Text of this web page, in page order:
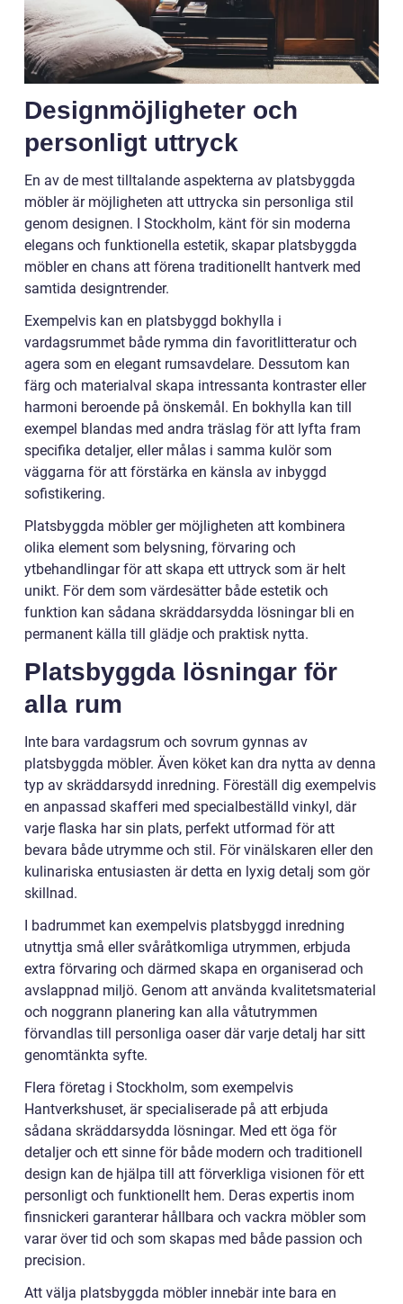
Designmöjligheter och
personligt uttryck
En av de mest tilltalande aspekterna av platsbyggda
möbler är möjligheten att uttrycka sin personliga stil
genom designen. I Stockholm, känt för sin moderna
elegans och funktionella estetik, skapar platsbyggda
möbler en chans att förena traditionellt hantverk med
samtida designtrender.
Exempelvis kan en platsbyggd bokhylla i
vardagsrummet både rymma din favoritlitteratur och
agera som en elegant rumsavdelare. Dessutom kan
färg och materialval skapa intressanta kontraster eller
harmoni beroende på önskemål. En bokhylla kan till
exempel blandas med andra träslag för att lyfta fram
specifika detaljer, eller målas i samma kulör som
väggarna för att förstärka en känsla av inbyggd
sofistikering.
Platsbyggda möbler ger möjligheten att kombinera
olika element som belysning, förvaring och
ytbehandlingar för att skapa ett uttryck som är helt
unikt. För dem som värdesätter både estetik och
funktion kan sådana skräddarsydda lösningar bli en
permanent källa till glädje och praktisk nytta.
Platsbyggda lösningar för
alla rum
Inte bara vardagsrum och sovrum gynnas av
platsbyggda möbler. Även köket kan dra nytta av denna
typ av skräddarsydd inredning. Föreställ dig exempelvis
en anpassad skafferi med specialbeställd vinkyl, där
varje flaska har sin plats, perfekt utformad för att
bevara både utrymme och stil. För vinälskaren eller den
kulinariska entusiasten är detta en lyxig detalj som gör
skillnad.
I badrummet kan exempelvis platsbyggd inredning
utnyttja små eller svåråtkomliga utrymmen, erbjuda
extra förvaring och därmed skapa en organiserad och
avslappnad miljö. Genom att använda kvalitetsmaterial
och noggrann planering kan alla våtutrymmen
förvandlas till personliga oaser där varje detalj har sitt
genomtänkta syfte.
Flera företag i Stockholm, som exempelvis
Hantverkshuset, är specialiserade på att erbjuda
sådana skräddarsydda lösningar. Med ett öga för
detaljer och ett sinne för både modern och traditionell
design kan de hjälpa till att förverkliga visionen för ett
personligt och funktionellt hem. Deras expertis inom
finsnickeri garanterar hållbara och vackra möbler som
varar över tid och som skapas med både passion och
precision.
Att välja platsbyggda möbler innebär inte bara en